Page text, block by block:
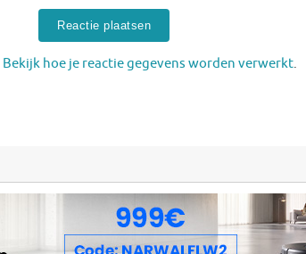
Bekijk hoe je reactie gegevens worden verwerkt.